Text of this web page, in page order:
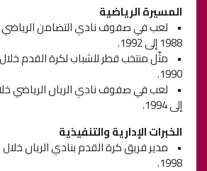
المسيرة الرياضية
• لعب في صفوف نادي التضامن الرياضي
1988 إلى 1992.
1990.
إلى 1994.
الخبرات الإدارية والتنفيذية
1998.